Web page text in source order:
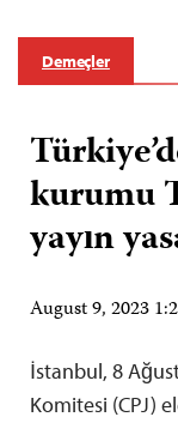
Demeçler
kurumu
yayın
August 9, 2023
İstanbul, 8
Komitesi (CPJ)